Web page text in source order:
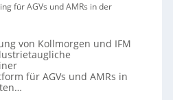
für AGVs und AMRs in der
von Kollmorgen und IFM
für AGVs und AMRs in